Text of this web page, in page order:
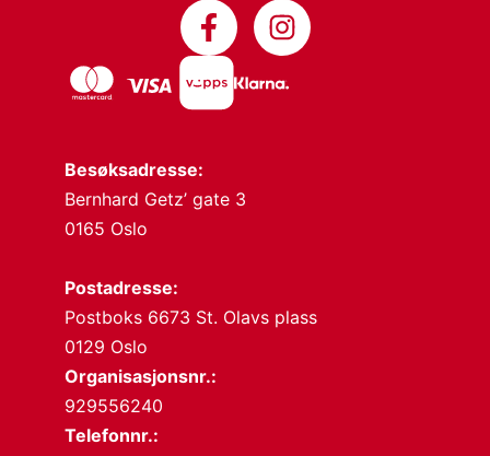
Besøksadresse:
Bernhard Getz’ gate 3
0165 Oslo
Postadresse:
Postboks 6673 St. Olavs plass
0129 Oslo
Organisasjonsnr.:
929556240
Telefonnr.: